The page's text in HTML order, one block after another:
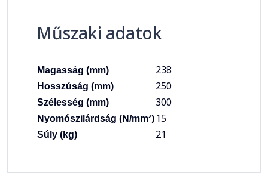
Műszaki adatok
Magasság (mm) 238
Hosszúság (mm) 250
Szélesség (mm) 300
Nyomószilárdság (N/mm²) 15
Súly (kg) 21